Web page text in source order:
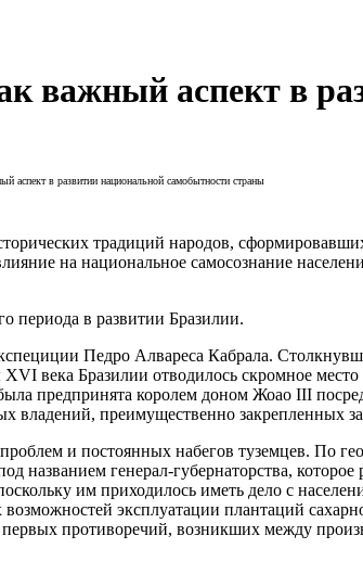
важный аспект в
аспект в развитии национальной самобытности страны
традиций народов,
на национальное самосознание
периода в развитии Бразилии.
Педро Алвареса Кабрала.
века Бразилии отводилось скромное место
предпринята королем доном Жоао III
владений, преимущественно закрепленных
и постоянных набегов туземцев. По
названием генерал-губернаторства,
им приходилось иметь дело с
эксплуатации плантаций
противоречий, возникших между